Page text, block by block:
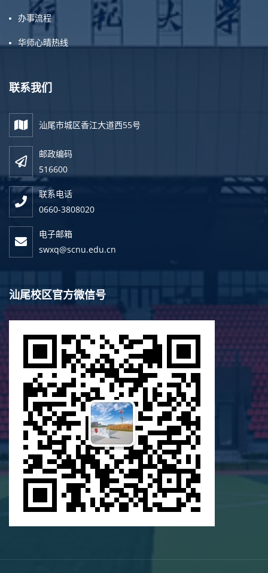
办事流程
华师心晴热线
联系我们
汕尾市城区香江大道西55号
邮政编码
516600
联系电话
0660-3808020
电子邮箱
swxq@scnu.edu.cn
汕尾校区官方微信号